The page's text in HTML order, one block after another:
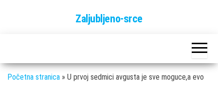
Zaljubljeno-srce
Početna stranica » U prvoj sedmici avgusta je sve moguce,a evo